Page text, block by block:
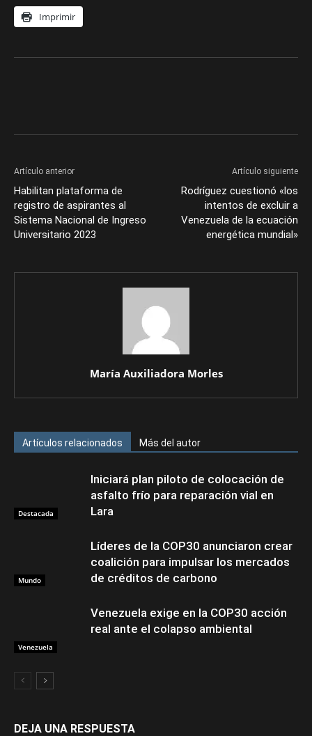
Imprimir
Artículo anterior
Habilitan plataforma de
registro de aspirantes al
Sistema Nacional de Ingreso
Universitario 2023
Artículo siguiente
Rodríguez cuestionó «los
intentos de excluir a
Venezuela de la ecuación
energética mundial»
María Auxiliadora Morles
Artículos relacionados Más del autor
Destacada
Iniciará plan piloto de colocación de
asfalto frío para reparación vial en
Lara
Mundo
Líderes de la COP30 anunciaron crear
coalición para impulsar los mercados
de créditos de carbono
Venezuela
Venezuela exige en la COP30 acción
real ante el colapso ambiental
DEJA UNA RESPUESTA